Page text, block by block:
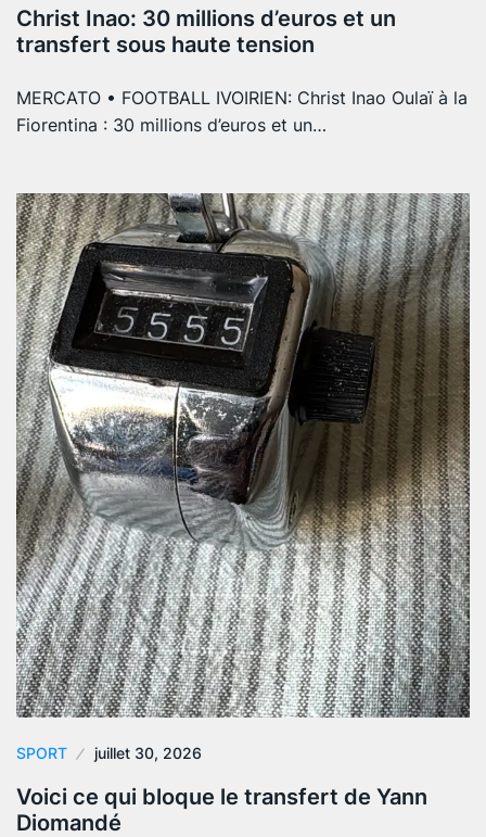
Christ Inao: 30 millions d’euros et un
transfert sous haute tension
MERCATO • FOOTBALL IVOIRIEN: Christ Inao Oulaï à la
Fiorentina : 30 millions d’euros et un…
SPORT juillet 30, 2026
Voici ce qui bloque le transfert de Yann
Diomandé